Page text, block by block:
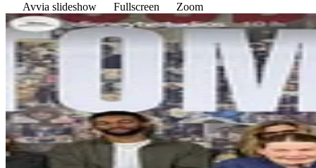
Avvia slideshow
Fullscreen Zoom